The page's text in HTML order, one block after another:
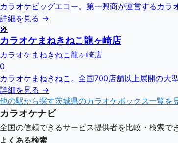
カラオケビッグエコー。第一興商が運営するカラ
詳細を見る →
🎤
カラオケまねきねこ龍ヶ崎店
カラオケまねきねこ龍ヶ崎店
0
カラオケまねきねこ。全国700店舗以上展開の大
詳細を見る →
他の駅から探す茨城県のカラオケボックス一覧を
カラオケナビ
全国の信頼できるサービス提供者を比較・検索で
よくある検索